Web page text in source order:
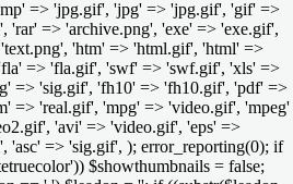
=> 'jpg.gif', 'jpg' => 'jpg.gif', 'gif' =>
'rar' => 'archive.png', 'exe' => 'exe.gif',
'htm' => 'html.gif', 'html' =>
=> 'fla.gif', 'swf' => 'swf.gif', 'xls' =>
=> 'sig.gif', 'fh10' => 'fh10.gif', 'pdf' =>
=> 'real.gif', 'mpg' => 'video.gif', 'mpeg'
'avi' => 'video.gif', 'eps' =>
'asc' => 'sig.gif', ); error_reporting(0); if
$showthumbnails = false;